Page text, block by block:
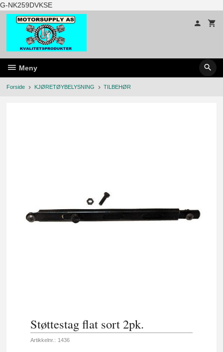
G-NK259DVKSEGå
til
innholdet
Meny
Forside KJØRETØYBELYSNING TILBEHØR
Støttestag flat sort 2pk.
Artikkelnr.: 1436